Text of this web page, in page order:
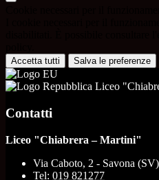
Accetta tutti Salva le preferenze
Liceo
Contatti
Liceo "Chiabrera – Martini"
Via Caboto, 2 - Savona (SV)
Tel: 019 821277